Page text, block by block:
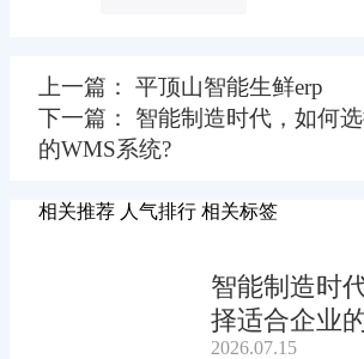
上一篇： 平顶山智能生鲜erp
下一篇： 智能制造时代，如何
的WMS系统?
相关推荐 人气排行 相关标签
智能制造时
择适合企业
2026.07.15